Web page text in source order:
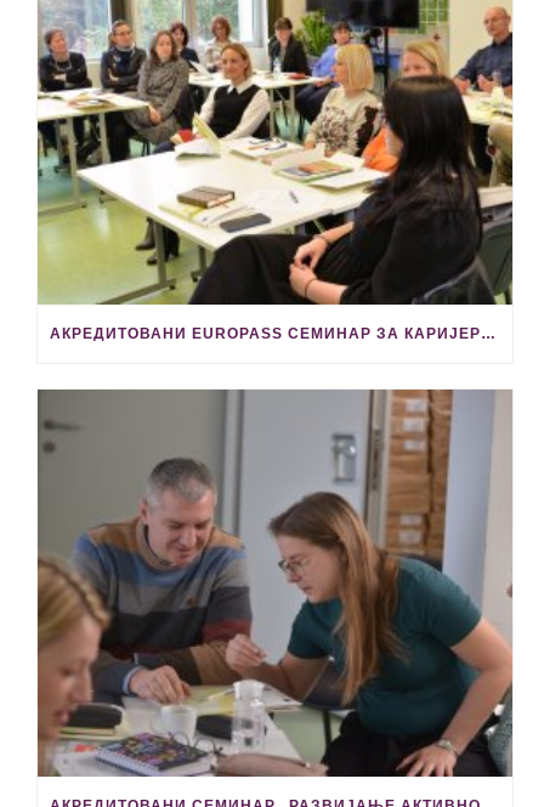
АКРЕДИТОВАНИ EUROPASS СЕМИНАР ЗА КАРИЈЕРНЕ ПРАКТИЧАРЕ 28. МАЈА У КРАЉЕВУ